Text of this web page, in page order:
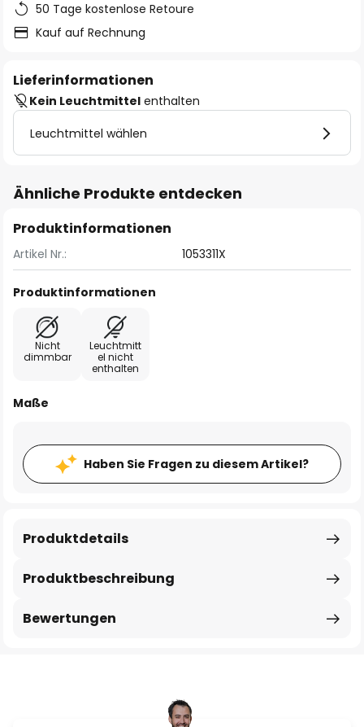
50 Tage kostenlose Retoure
Kauf auf Rechnung
Lieferinformationen
Kein Leuchtmittel enthalten
Leuchtmittel wählen
Ähnliche Produkte entdecken
Produktinformationen
Artikel Nr.: 1053311X
Produktinformationen
Nicht
dimmbar
Leuchtmitt
el nicht
enthalten
Maße
Haben Sie Fragen zu diesem Artikel?
Produktbeschreibung
Produktdetails
Bewertungen